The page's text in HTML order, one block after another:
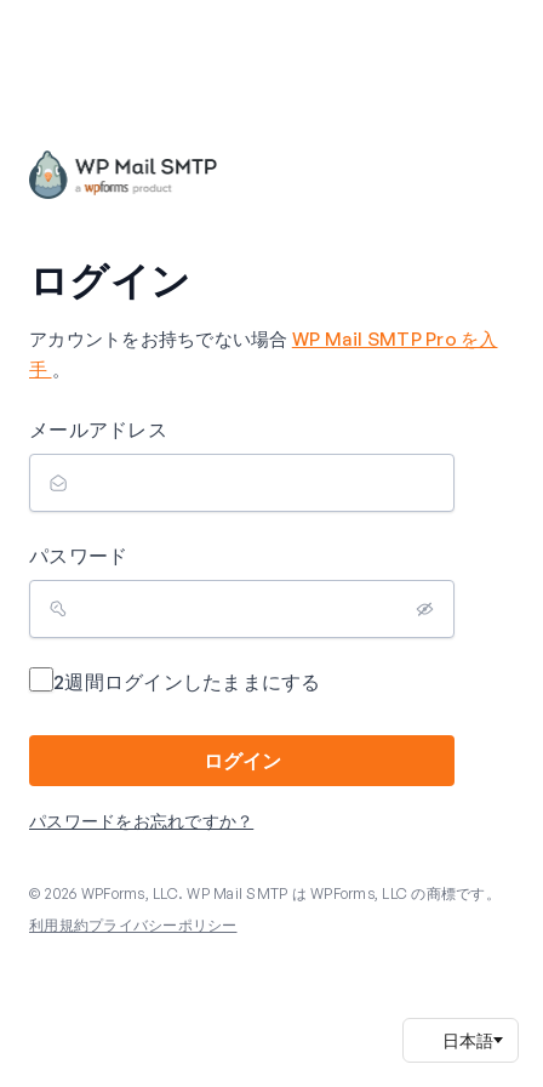
ログイン
アカウントをお持ちでない場合 WP Mail SMTP Pro を入
手 。
メールアドレス
パスワード
2週間ログインしたままにする
ログイン
パスワードをお忘れですか？
© 2026 WPForms, LLC. WP Mail SMTP は WPForms, LLC の商標です。
利用規約プライバシーポリシー